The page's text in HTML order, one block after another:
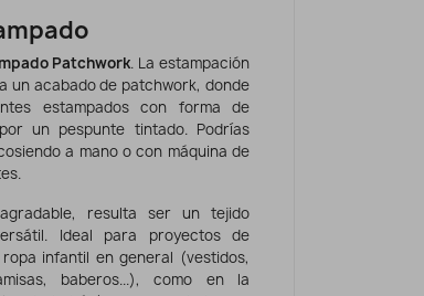
Patchwork. La estampación
un acabado de patchwork, donde
estampados con forma de
un pespunte tintado. Podrías
a mano o con máquina de
resulta ser un tejido
Ideal para proyectos de
infantil en general (vestidos,
baberos...), como en la